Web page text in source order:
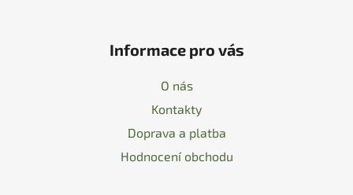
Informace pro vás
O nás
Kontakty
Doprava a platba
Hodnocení obchodu